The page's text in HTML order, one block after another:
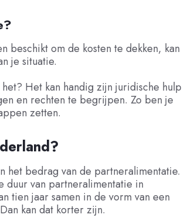
beschikt om de kosten te dekken, kan
je situatie.
Het kan handig zijn juridische hulp
en rechten te begrijpen. Zo ben je
zetten.
het bedrag van de partneralimentatie.
duur van partneralimentatie in
tien jaar samen in de vorm van een
kan dat korter zijn.